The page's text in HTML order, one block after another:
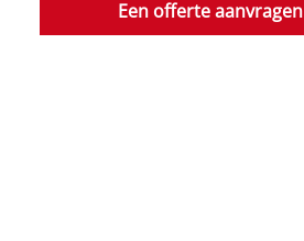
Een offerte aanvragen